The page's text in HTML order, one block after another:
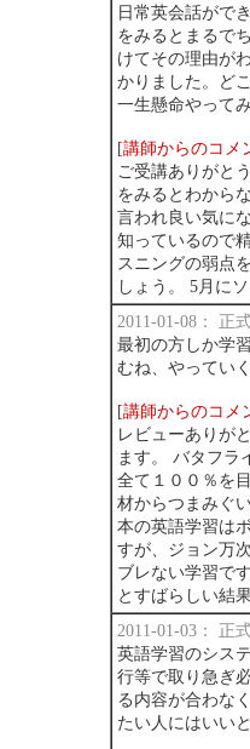
日常英会話がで
をみるとまるで
けてその理由が
かりました。ど
一生懸命やって
[講師からのコメ
ご受講ありがと
をみるとわから
言われ良い気に
知っているので
スニングの弱点
しょう。 5月に
2011-01-08： 正
最初の方しか学
むね、やってい
[講師からのコメ
レビューありが
ます。 バタフラ
全て１００％を
材からつまみぐ
本の英語学習は
すが、ジョン万
ブレない学習で
とすばらしい結
2011-01-03： 正
英語学習のシス
行等で取り急ぎ
る内容が合わな
たい人にはいい